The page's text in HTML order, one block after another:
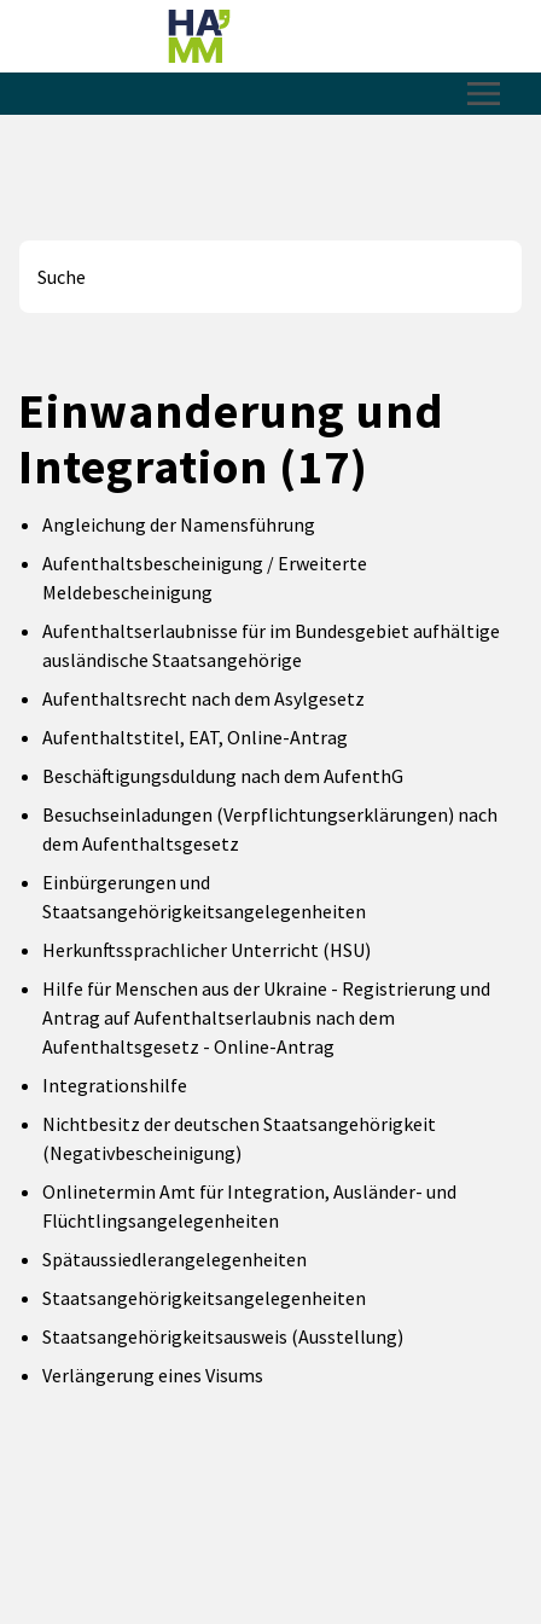
Zum Header
Zum Hauptinhalt
Zum Footer
Zum Hauptinhalt springen
Einwanderung und
Integration (17)
Angleichung der Namensführung
Aufenthaltsbescheinigung / Erweiterte
Meldebescheinigung
Aufenthaltserlaubnisse für im Bundesgebiet aufhältige
ausländische Staatsangehörige
Aufenthaltsrecht nach dem Asylgesetz
Aufenthaltstitel, EAT, Online-Antrag
Beschäftigungsduldung nach dem AufenthG
Besuchseinladungen (Verpflichtungserklärungen) nach
dem Aufenthaltsgesetz
Einbürgerungen und
Staatsangehörigkeitsangelegenheiten
Herkunftssprachlicher Unterricht (HSU)
Hilfe für Menschen aus der Ukraine - Registrierung und
Antrag auf Aufenthaltserlaubnis nach dem
Aufenthaltsgesetz - Online-Antrag
Integrationshilfe
Nichtbesitz der deutschen Staatsangehörigkeit
(Negativbescheinigung)
Onlinetermin Amt für Integration, Ausländer- und
Flüchtlingsangelegenheiten
Spätaussiedlerangelegenheiten
Staatsangehörigkeitsangelegenheiten
Staatsangehörigkeitsausweis (Ausstellung)
Verlängerung eines Visums